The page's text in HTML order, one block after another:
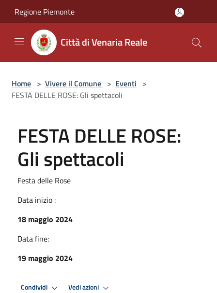
Regione Piemonte
Città di Venaria Reale
Home > Vivere il Comune > Eventi >
FESTA DELLE ROSE: Gli spettacoli
FESTA DELLE ROSE:
Gli spettacoli
Festa delle Rose
Data inizio :
18 maggio 2024
Data fine:
19 maggio 2024
Condividi Vedi azioni